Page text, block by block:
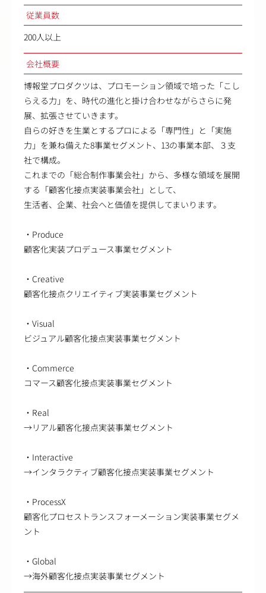
従業員数
200人以上
会社概要
博報堂プロダクツは、プロモーション領域で培った「こし
らえる力」を、時代の進化と掛け合わせながらさらに発
展、拡張させていきます。
自らの好きを生業とするプロによる「専門性」と「実施
力」を兼ね備えた8事業セグメント、13の事業本部、３支
社で構成。
これまでの「総合制作事業会社」から、多様な領域を展開
する「顧客化接点実装事業会社」として、
生活者、企業、社会へと価値を提供してまいります。
・Produce
顧客化実装プロデュース事業セグメント
・Creative
顧客化接点クリエイティブ実装事業セグメント
・Visual
ビジュアル顧客化接点実装事業セグメント
・Commerce
コマース顧客化接点実装事業セグメント
・Real
→リアル顧客化接点実装事業セグメント
・Interactive
→インタラクティブ顧客化接点実装事業セグメント
・ProcessX
顧客化プロセストランスフォーメーション実装事業セグメ
ント
・Global
→海外顧客化接点実装事業セグメント